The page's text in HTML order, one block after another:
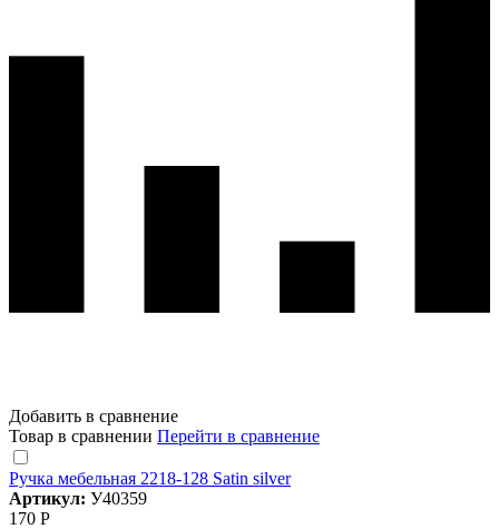
Добавить в сравнение
Товар в сравнении Перейти в сравнение
Ручка мебельная 2218-128 Satin silver
Артикул: У40359
170 Р